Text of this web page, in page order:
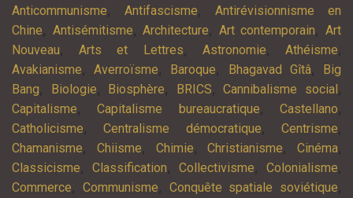
Anticommunisme, Antifascisme, Antirévisionnisme en
Chine, Antisémitisme,Architecture, Art contemporain,Art
Nouveau,Arts et Lettres, Astronomie,Athéisme,
Avakianisme,Averroïsme, Baroque, Bhagavad Gîtâ,
Big
Bang, Biologie, Biosphère, BRICS,Cannibalisme social ,
Capitalisme,Capitalisme bureaucratique,Castellano,
Catholicisme,Centralisme démocratique,Centrisme,
Chamanisme, Chiisme, Chimie,Christianisme, Cinéma,
Classicisme, Classification, Collectivisme, Colonialisme,
Commerce, Communisme, Conquête spatiale soviétique,